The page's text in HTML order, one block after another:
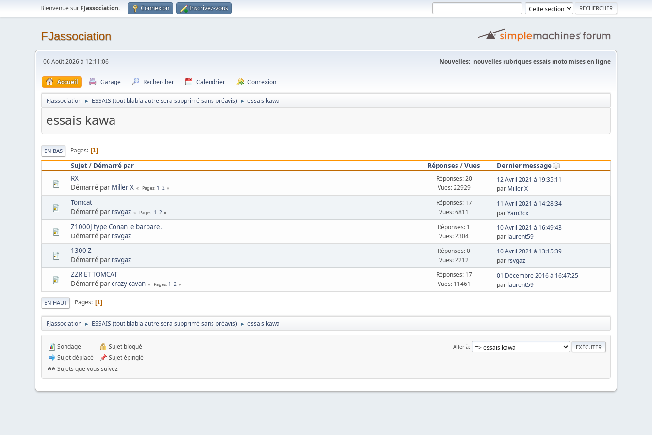
Bienvenue sur FJassociation. Connexion Inscrivez-vous
FJassociation
06 Août 2026 à 12:11:06 Nouvelles: nouvelles rubriques essais moto mises en ligne
Accueil Garage Rechercher Calendrier Connexion
FJassociation ► ESSAIS (tout blabla autre sera supprimé sans préavis) ► essais kawa
essais kawa
EN BAS Pages 1
Sujet/ Démarré par Réponses /Vues
Dernier message
RX
Démarré par Miller X Pages 1 2
Réponses: 20
Vues: 22929
12 Avril 2021 à 19:35:11
par Miller X
Tomcat
Démarré par rsvgaz Pages 1 2
Réponses: 17
Vues: 6811
11 Avril 2021 à 14:28:34
parYam3cx
Z1000J type Conan le barbare..
Démarré par rsvgaz
Réponses: 1
Vues: 2304
10 Avril 2021 à 16:49:43
par laurent59
1300 Z
Démarré par rsvgaz
Réponses: 0
Vues: 2212
10 Avril 2021 à 13:15:39
par rsvgaz
ZZR ET TOMCAT
Démarré parcrazy cavan Pages 1 2
Réponses: 17
Vues: 11461
01 Décembre 2016 à 16:47:25
par laurent59
EN HAUT Pages 1
FJassociation ► ESSAIS (tout blabla autre sera supprimé sans préavis) ► essais kawa
Aller à
Sondage
Sujet déplacé
Sujet bloqué
Sujet épinglé
Sujets que vous suivez